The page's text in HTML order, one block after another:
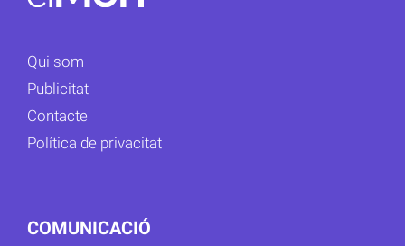
Qui som
Publicitat
Contacte
Política de privacitat
COMUNICACIÓ